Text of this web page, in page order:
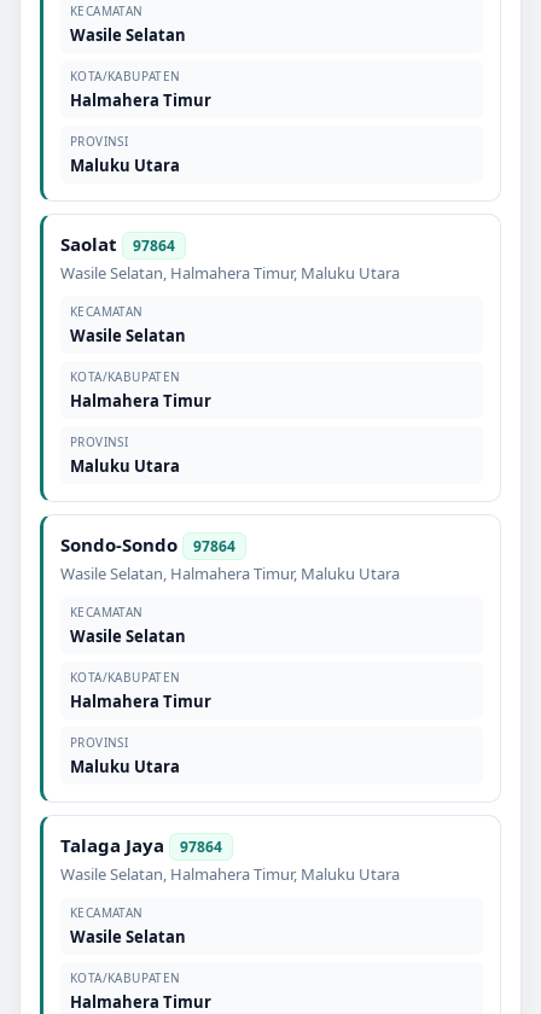
KECAMATAN
Wasile Selatan
KOTA/KABUPATEN
Halmahera Timur
PROVINSI
Maluku Utara
Saolat 97864
Wasile Selatan, Halmahera Timur, Maluku Utara
KECAMATAN
Wasile Selatan
KOTA/KABUPATEN
Halmahera Timur
PROVINSI
Maluku Utara
Sondo-Sondo 97864
Wasile Selatan, Halmahera Timur, Maluku Utara
KECAMATAN
Wasile Selatan
KOTA/KABUPATEN
Halmahera Timur
PROVINSI
Maluku Utara
Talaga Jaya 97864
Wasile Selatan, Halmahera Timur, Maluku Utara
KECAMATAN
Wasile Selatan
KOTA/KABUPATEN
Halmahera Timur